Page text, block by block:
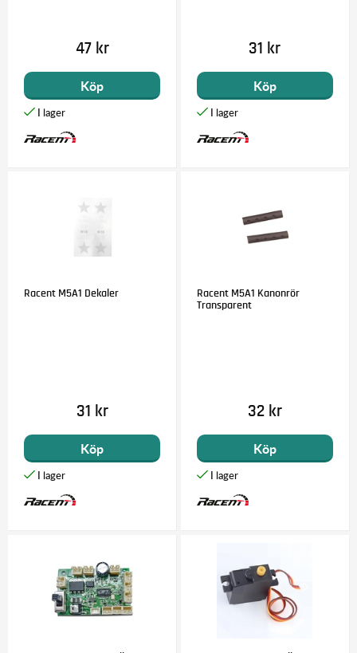
47 kr
Köp
31 kr
Köp
Racent M5A1 Dekaler
31 kr
Köp
Racent M5A1 Kanonrör
Transparent
32 kr
Köp